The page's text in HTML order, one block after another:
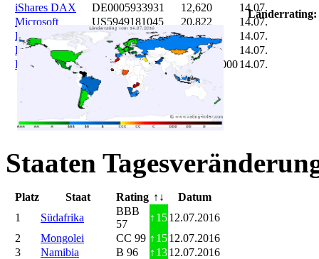
iShares DAX
DE0005933931 12,620
14.07.
Microsoft
US5949181045 20,822
14.07.
DAIMLER
DE0007100000 46,047
14.07.
Brent Oil
DE000A0KRKM571,382
14.07.
Bitcoin
BITCOIN 185.899,00014.07.
Länderrating:
Staaten
Platz Staat Rating ↑↓
Datum
1
Südafrika
BBB
57
↑ 1512.07.2016
2
Mongolei CC 99 ↑ 1512.07.2016
3
Namibia B 96 ↑ 1312.07.2016